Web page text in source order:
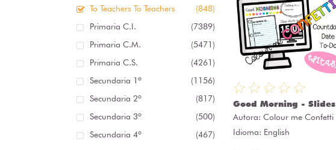
To Teachers To Teachers
(848)
Primaria C.I.
(7389)
Primaria C.M.
(5471)
Primaria C.S.
(4261)
Secundaria 1º
(1156)
Secundaria 2º
(817)
Secundaria 3º
(500)
Secundaria 4º
(467)
Good Morning - Slides
Autora: Colour me Confetti
Idioma: English